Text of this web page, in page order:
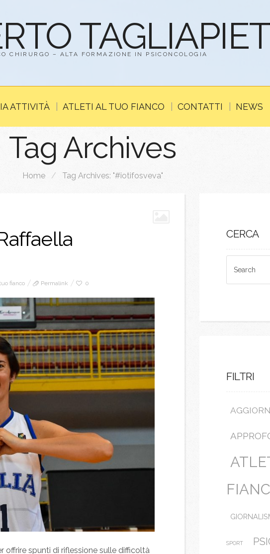
CHIRURGO – ALTA FORMAZIONE IN PSICONCOLOGIA
ATTIVITÀ ATLETI AL TUO FIANCO CONTATTI NEWS
Tag Archives
Home / Tag Archives: "#iotifosveva"
fianco Permalink 0
spunti di riflessione sulle difficoltà
CERCA
FILTRI
SPORT